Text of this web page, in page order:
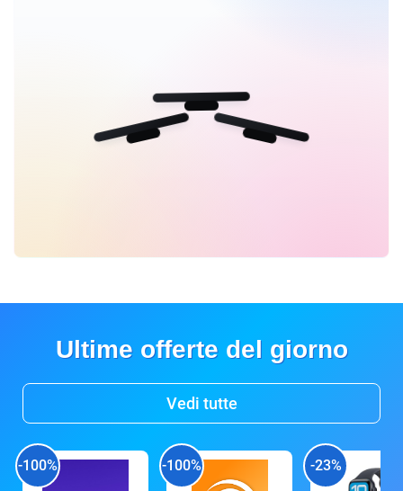
Ultime offerte del giorno
Vedi tutte
-100% -100% -23%